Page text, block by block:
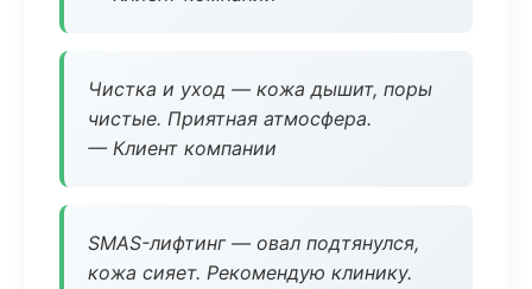
Чистка и уход — кожа дышит, поры
чистые. Приятная атмосфера.
— Клиент компании
SMAS-лифтинг — овал подтянулся,
кожа сияет. Рекомендую клинику.